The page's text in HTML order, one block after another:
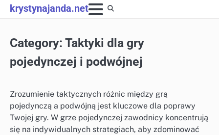
Skip
to
krystynajanda.net
Category: Taktyki dla gry
pojedynczej i podwójnej
Zrozumienie taktycznych różnic między grą
pojedynczą a podwójną jest kluczowe dla poprawy
Twojej gry. W grze pojedynczej zawodnicy koncentrują
się na indywidualnych strategiach, aby zdominować